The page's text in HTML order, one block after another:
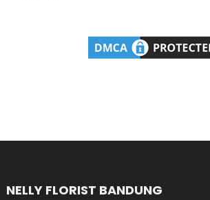
NELLY FLORIST BANDUNG